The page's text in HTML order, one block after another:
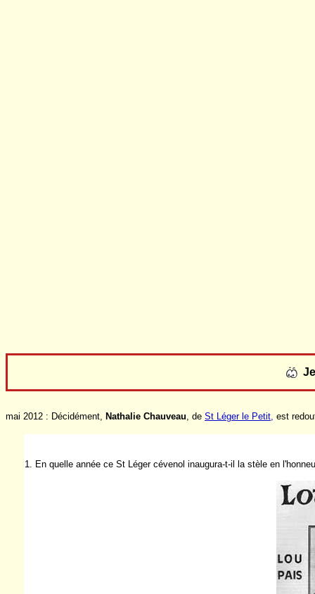
mai 2012 : Décidément, Nathalie Chauveau, de St Léger le Petit, est
1. En quelle année ce St Léger cévenol inaugura-t-il la stèle en